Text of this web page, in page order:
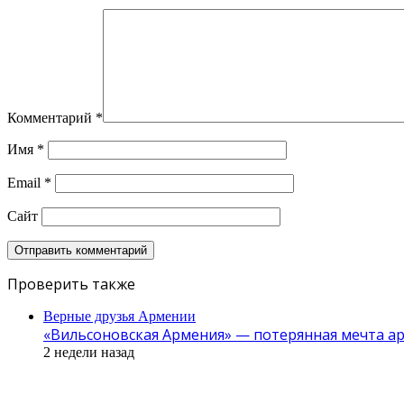
Комментарий *
Имя *
Email *
Сайт
Проверить также
Верные друзья Армении
«Вильсоновская Армения» — потерянная мечта
2 недели назад